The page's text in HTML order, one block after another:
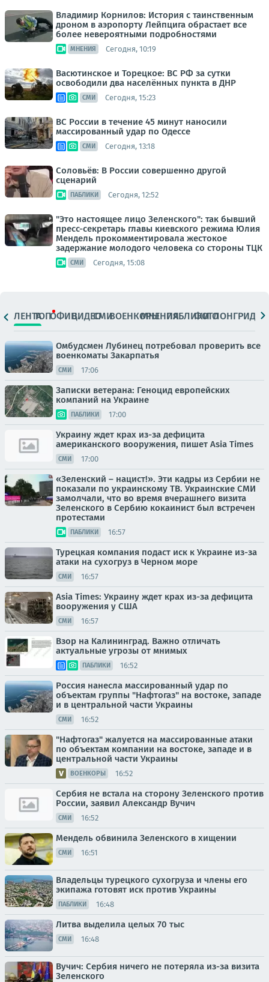
Владимир Корнилов: История с таинственным
дроном в аэропорту Лейпцига обрастает все
более невероятными подробностями
МНЕНИЯ Сегодня, 10:19
Васютинское и Торецкое: ВС РФ за сутки
освободили два населённых пункта в ДНР
СМИ Сегодня, 15:23
ВС России в течение 45 минут наносили
массированный удар по Одессе
СМИ Сегодня, 13:18
Соловьёв: В России совершенно другой
сценарий
ПАБЛИКИ Сегодня, 12:52
"Это настоящее лицо Зеленского": так бывший
пресс-секретарь главы киевского режима Юлия
Мендель прокомментировала жестокое
задержание молодого человека со стороны ТЦК
СМИ Сегодня, 15:08
ЛЕНТАТОПОФИЦ.ВИДЕОСМИВОЕНКОРЫМНЕНИЯПАБЛИКИ
ФОТОЛОНГРИДЫ
Омбудсмен Лубинец потребовал проверить все
военкоматы Закарпатья
СМИ 17:06
Записки ветерана: Геноцид европейских
компаний на Украине
ПАБЛИКИ 17:00
Украину ждет крах из-за дефицита
американского вооружения, пишет Asia Times
СМИ 17:00
«Зеленский – нацист!». Эти кадры из Сербии не
показали по украинскому ТВ. Украинские СМИ
замолчали, что во время вчерашнего визита
Зеленского в Сербию кокаинист был встречен
протестами
ПАБЛИКИ 16:57
Турецкая компания подаст иск к Украине из-за
атаки на сухогруз в Черном море
СМИ 16:57
Asia Times: Украину ждет крах из-за дефицита
вооружения у США
СМИ 16:57
Взор на Калининград. Важно отличать
актуальные угрозы от мнимых
ПАБЛИКИ 16:52
Россия нанесла массированный удар по
объектам группы "Нафтогаз" на востоке, западе
и в центральной части Украины
СМИ 16:52
"Нафтогаз" жалуется на массированные атаки
по объектам компании на востоке, западе и в
центральной части Украины
ВОЕНКОРЫ 16:52
Сербия не встала на сторону Зеленского против
России, заявил Александр Вучич
СМИ 16:52
Мендель обвинила Зеленского в хищении
СМИ 16:51
Владельцы турецкого сухогруза и члены его
экипажа готовят иск против Украины
ПАБЛИКИ 16:48
Литва выделила целых 70 тыс
СМИ 16:48
Вучич: Сербия ничего не потеряла из-за визита
Зеленского